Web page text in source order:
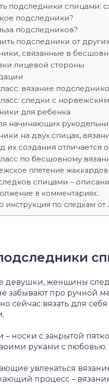
подследники спицами:
подследники?
подследников?
подследники от
связанные в
лицевой стороны
вязание
следки с
для ребенка
начинающих
на двух спицах,
их создания отличается
по бесшовному
плетение
спицами –
в комментариях.
инструкция по следкам
девушки, женщины
забывают про ручной
сейчас вязать для
носки с закрытой
руками с любовью.
увлекаться
процесс –